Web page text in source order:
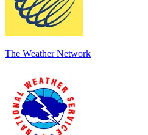
The Weather Network